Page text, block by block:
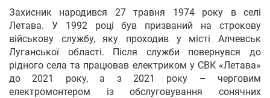
Захисник народився 27 травня 1974 року в селі
Летава. У 1992 році був призваний на строкову
військову службу, яку проходив у місті Алчевськ
Луганської області. Після служби повернувся до
рідного села та працював електриком у СВК «Летава»
до 2021 року, а з 2021 року – черговим
електромонтером із обслуговування сонячних